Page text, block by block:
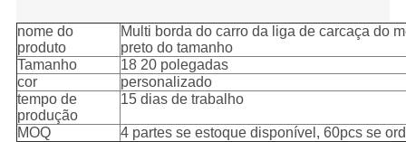
nome do
produto
Multi borda do carro da liga de carcaça do
preto do tamanho
Tamanho
18 20 polegadas
cor
personalizado
tempo de
produção
15 dias de trabalho
MOQ 4 partes se estoque disponível, 60pcs se